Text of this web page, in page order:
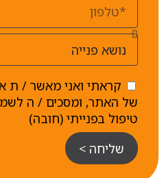
קראתי ואני מאשר / ת
של האתר, ומסכים / ה
טיפול בפנייתי (חובה)
שליחה >